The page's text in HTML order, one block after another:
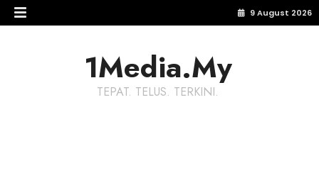
9 August 2026
1Media.My
TEPAT. TELUS. TERKINI.